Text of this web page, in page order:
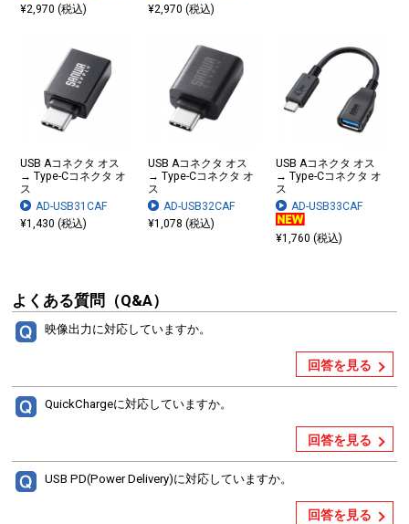
¥2,970 (税込)
¥2,970 (税込)
USB Aコネクタ オス
→ Type-Cコネクタ オ
ス
AD-USB31CAF
¥1,430 (税込)
USB Aコネクタ オス
→ Type-Cコネクタ オ
ス
AD-USB32CAF
¥1,078 (税込)
USB Aコネクタ オス
→ Type-Cコネクタ オ
ス
AD-USB33CAF
¥1,760 (税込)
よくある質問（Q&A）
映像出力に対応していますか。
回答を見る
QuickChargeに対応していますか。
回答を見る
USB PD(Power Delivery)に対応していますか。
回答を見る